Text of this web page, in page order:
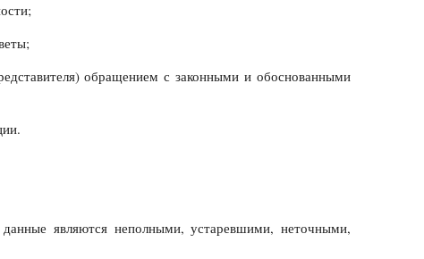
обращением с законными и обоснованными
являются неполными, устаревшими, неточными,